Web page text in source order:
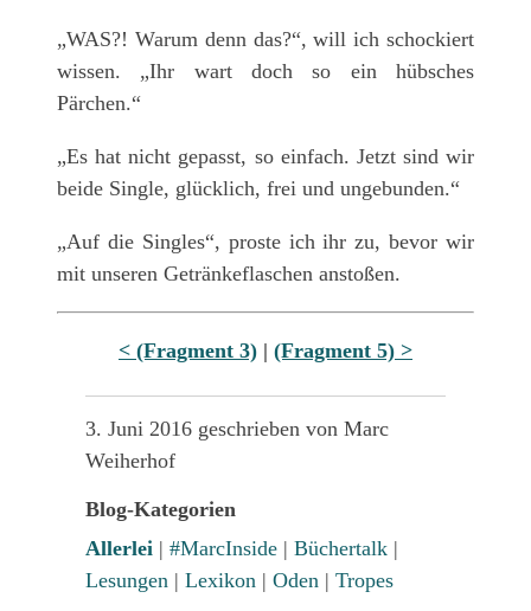
„WAS?! Warum denn das?“, will ich schockiert
wissen. „Ihr wart doch so ein hübsches
Pärchen.“
„Es hat nicht gepasst, so einfach. Jetzt sind wir
beide Single, glücklich, frei und ungebunden.“
„Auf die Singles“, proste ich ihr zu, bevor wir
mit unseren Getränkeflaschen anstoßen.
< (Fragment 3) | (Fragment 5) >
3. Juni 2016 geschrieben von Marc
Weiherhof
Blog-Kategorien
Allerlei | #MarcInside | Büchertalk |
Lesungen | Lexikon | Oden | Tropes